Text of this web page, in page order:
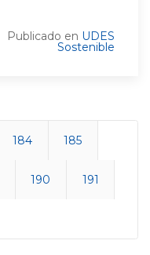
Publicado en UDES
Sostenible
184 185
190 191